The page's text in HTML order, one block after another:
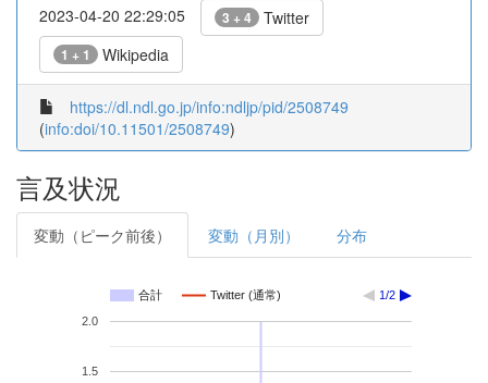
2023-04-20 22:29:05 3 + 4 Twitter
1 + 1 Wikipedia
https://dl.ndl.go.jp/info:ndljp/pid/2508749
(info:doi/10.11501/2508749)
言及状況
変動（ピーク前後） 変動（月別） 分布
合計 Twitter (通常) 1/2
1.5
2.0